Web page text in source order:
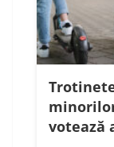
votează